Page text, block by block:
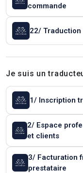
commande
22/
Je suis un
1/ Inscription
2/ Espace
et clients
3/ Facturation frais
prestataire